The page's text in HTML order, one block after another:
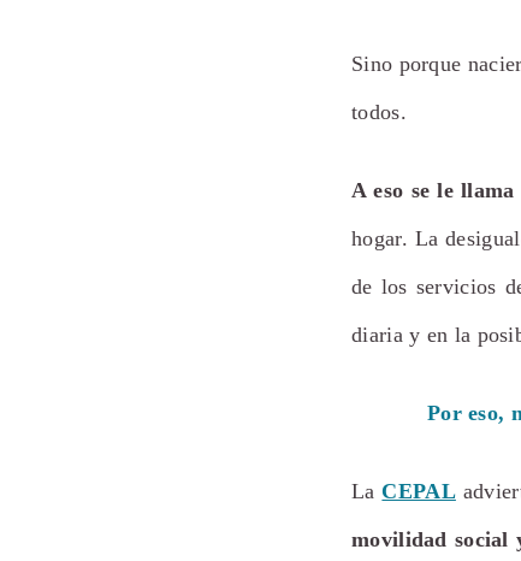
Sino porque
todos.
A eso se le llama
hogar. La
de los servicios
diaria y en la
Por eso,
La CEPAL
movilidad social